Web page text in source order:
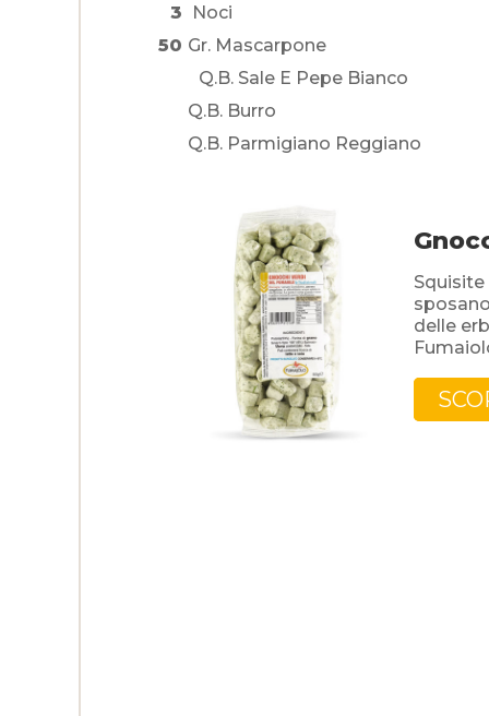
3
Noci
50 Gr. Mascarpone
Q.b. Sale E Pepe Bianco
Q.b. Burro
Q.b. Parmigiano Reggiano
delle